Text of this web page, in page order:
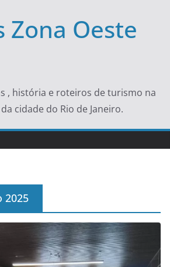
Zona Oeste
, história e roteiros de turismo na
cidade do Rio de Janeiro.
2025